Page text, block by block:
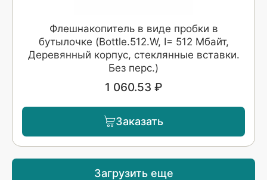
Флешнакопитель в виде пробки в
бутылочке (Bottle.512.W, I= 512 Мбайт,
Деревянный корпус, стеклянные вставки.
Без перс.)
1 060.53 ₽
Заказать
Загрузить еще